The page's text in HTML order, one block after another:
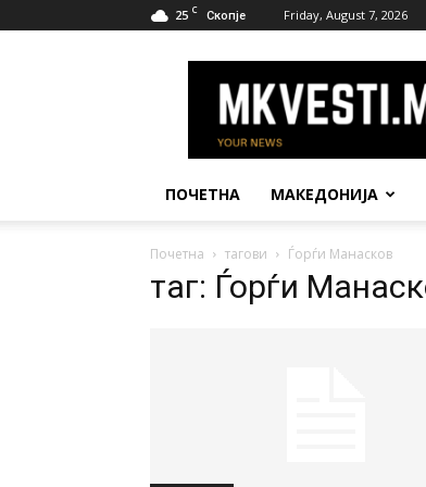
25 C Скопје Friday, August 7, 2026
Вести
ПОЧЕТНА МАКЕДОНИЈА
Почетна тагови Ѓорѓи Манасков
таг: Ѓорѓи